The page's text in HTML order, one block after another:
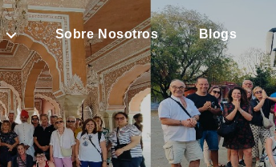
Sobre Nosotros Blogs